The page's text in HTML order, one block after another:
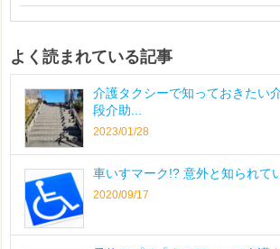
よく読まれている記事
介護タクシーで知っておきたい
段介助...
2023/01/28
車いすマーク!? 意外と知られて
2020/09/17